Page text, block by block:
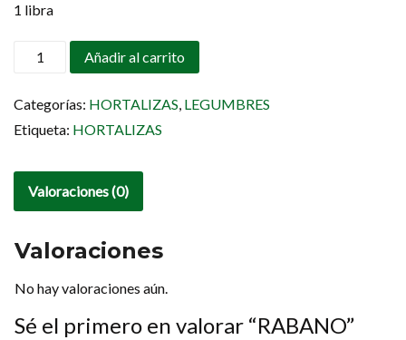
1 libra
Cantidad Añadir al carrito
Categorías: HORTALIZAS, LEGUMBRES
Etiqueta: HORTALIZAS
Valoraciones (0)
Valoraciones
No hay valoraciones aún.
Sé el primero en valorar “RABANO”